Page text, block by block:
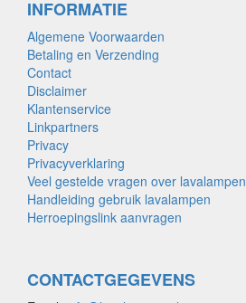
INFORMATIE
Algemene Voorwaarden
Betaling en Verzending
Contact
Disclaimer
Klantenservice
Linkpartners
Privacy
Privacyverklaring
Veel gestelde vragen over lavalampen
Handleiding gebruik lavalampen
Herroepingslink aanvragen
CONTACTGEGEVENS